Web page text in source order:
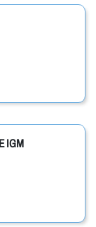
IGM